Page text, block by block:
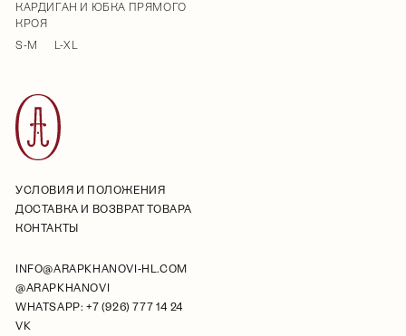
КАРДИГАН И ЮБКА ПРЯМОГО
КРОЯ
S-M
L-XL
УСЛОВИЯ И ПОЛОЖЕНИЯ
ДОСТАВКА И ВОЗВРАТ ТОВАРА
КОНТАКТЫ
INFO@ARAPKHANOVI-HL.COM
@ARAPKHANOVI
WHATSAPP: +7 (926) 777 14 24
VK